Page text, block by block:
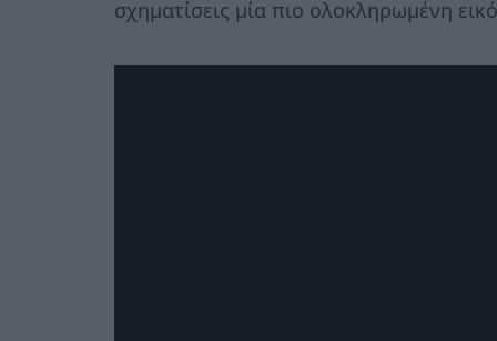
σχηματίσεις μία πιο ολοκληρωμένη